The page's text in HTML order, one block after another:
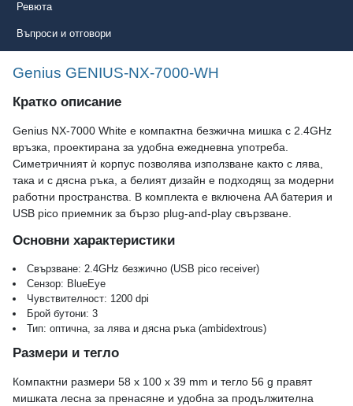
Ревюта
Въпроси и отговори
Genius GENIUS-NX-7000-WH
Кратко описание
Genius NX-7000 White е компактна безжична мишка с 2.4GHz
връзка, проектирана за удобна ежедневна употреба.
Симетричният ѝ корпус позволява използване както с лява,
така и с дясна ръка, а белият дизайн е подходящ за модерни
работни пространства. В комплекта е включена AA батерия и
USB pico приемник за бързо plug-and-play свързване.
Основни характеристики
Свързване: 2.4GHz безжично (USB pico receiver)
Сензор: BlueEye
Чувствителност: 1200 dpi
Брой бутони: 3
Тип: оптична, за лява и дясна ръка (ambidextrous)
Размери и тегло
Компактни размери 58 x 100 x 39 mm и тегло 56 g правят
мишката лесна за пренасяне и удобна за продължителна